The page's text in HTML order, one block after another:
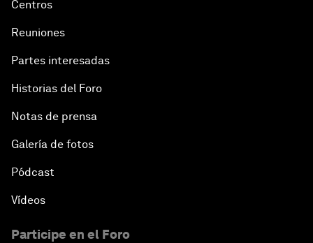
Centros
Reuniones
Partes interesadas
Historias del Foro
Notas de prensa
Galería de fotos
Pódcast
Vídeos
Participe en el Foro